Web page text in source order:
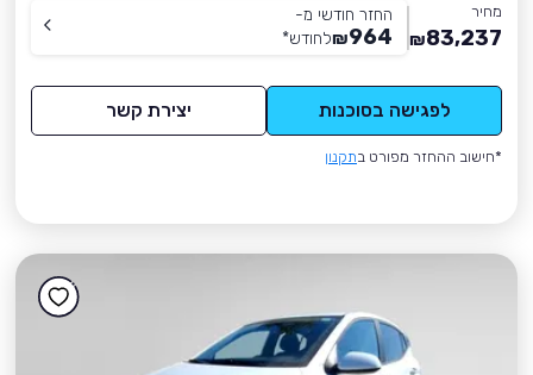
מחיר
83,237
₪
החזר חודשי מ-
964
₪לחודש*
לפגישה בסוכנות יצירת קשר
*חישוב ההחזר מפורט בתקנון